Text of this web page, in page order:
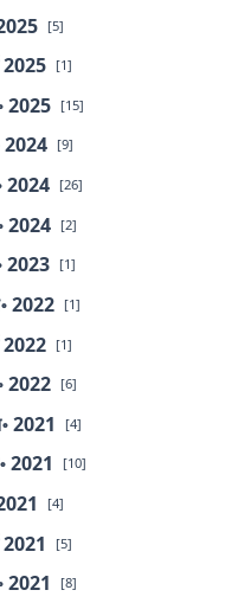
[5]
2025 [1]
2025 [15]
2024 [9]
2024 [26]
2024 [2]
2023 [1]
2022 [1]
2022 [1]
2022 [6]
2021 [4]
2021 [10]
[4]
2021 [5]
2021 [8]